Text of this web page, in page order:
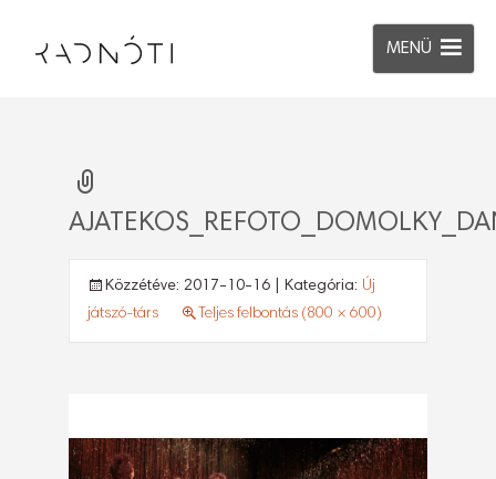
MENÜ
Közzétéve: 2017-10-16 | Kategória: Új
játszó-társ
Teljes felbontás (800 × 600)